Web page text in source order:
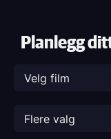
Planlegg